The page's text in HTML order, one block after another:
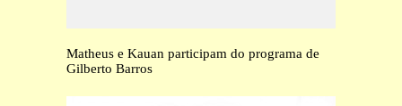
Matheus e Kauan participam do programa de
Gilberto Barros